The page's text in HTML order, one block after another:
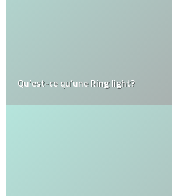
Qu’est-ce qu’une Ring light?